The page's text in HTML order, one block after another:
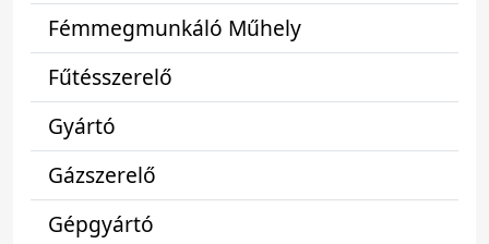
Fémmegmunkáló Műhely
Fűtésszerelő
Gyártó
Gázszerelő
Gépgyártó